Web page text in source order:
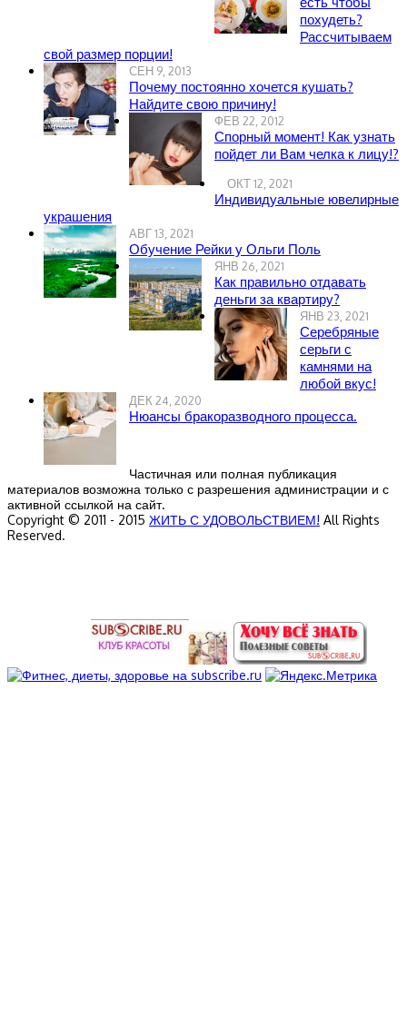
похудеть?
Рассчитываем
свой размер порции!
СЕН 9, 2013
Почему постоянно хочется кушать?
Найдите свою причину!
ФЕВ 22, 2012
Спорный момент! Как узнать
пойдет ли Вам челка к лицу!?
ОКТ 12, 2021
Индивидуальные ювелирные
украшения
АВГ 13, 2021
Обучение Рейки у Ольги Поль
ЯНВ 26, 2021
Как правильно отдавать
деньги за квартиру?
ЯНВ 23, 2021
Серебряные
серьги с
камнями на
любой вкус!
ДЕК 24, 2020
Нюансы бракоразводного процесса.
Частичная или полная публикация
материалов возможна только с разрешения администрации и с
активной ссылкой на сайт.
Copyright © 2011 - 2015 ЖИТЬ С УДОВОЛЬСТВИЕМ! All Rights
Reserved.